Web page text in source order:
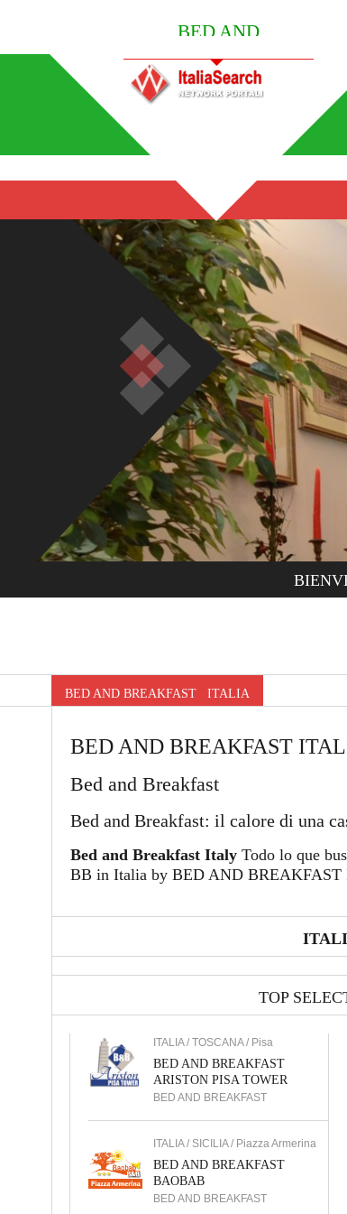
BED AND
BED AND BREAKFAST ITALIA
BED AND BREAKFAST
Bed and Breakfast
Bed and Breakfast: il calore di una
Bed and Breakfast ItalyTodo lo que
BB in Italia by BED AND BREAKFAST
TOP
ITALIA / TOSCANA / Pisa
BED AND BREAKFAST
ARISTON PISA TOWER
BED AND BREAKFAST
ITALIA / SICILIA / Piazza Armerina
BED AND BREAKFAST
BAOBAB
BED AND BREAKFAST